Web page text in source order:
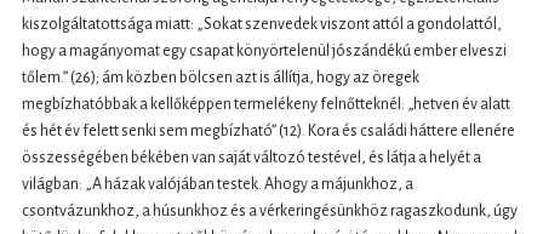
kiszolgáltatottsága miatt: „Sokat szenvedek viszont attól a gondolattól,
hogy a magányomat egy csapat könyörtelenül jószándékú ember elveszi
tőlem.” (26); ám közben bölcsen azt is állítja, hogy az öregek
megbízhatóbbak a kellőképpen termelékeny felnőtteknél: „hetven év alatt
és hét év felett senki sem megbízható” (12). Kora és családi háttere ellenére
összességében békében van saját változó testével, és látja a helyét a
világban: „A házak valójában testek. Ahogy a májunkhoz, a
csontvázunkhoz, a húsunkhoz és a vérkeringésünkhöz ragaszkodunk, úgy